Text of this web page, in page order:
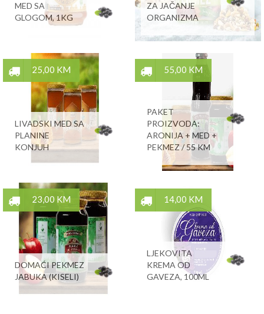
MED SA
GLOGOM, 1KG
ZA JAČANJE
ORGANIZMA
25,00 KM
LIVADSKI MED SA
PLANINE
KONJUH
55,00 KM
PAKET
PROIZVODA:
ARONIJA + MED +
PEKMEZ / 55 KM
23,00 KM
DOMAĆI PEKMEZ
JABUKA (KISELI)
14,00 KM
LJEKOVITA
KREMA OD
GAVEZA, 100ML